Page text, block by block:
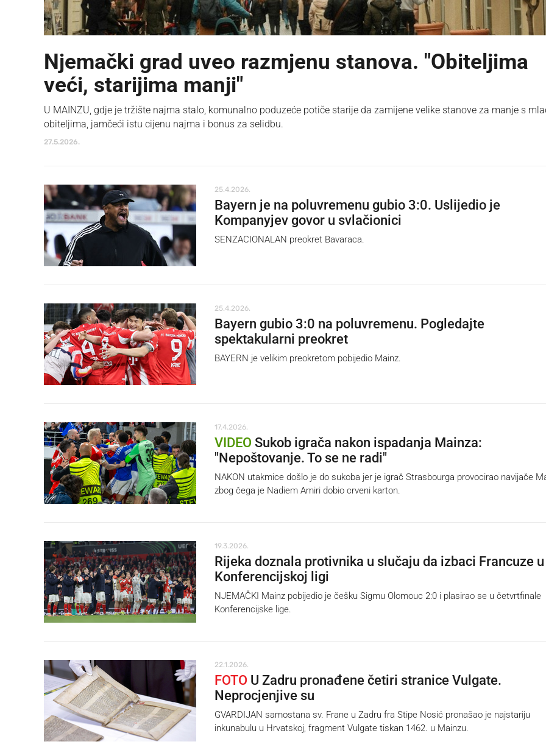
Njemački grad uveo razmjenu stanova. "Obiteljima
veći, starijima manji"
U MAINZU, gdje je tržište najma stalo, komunalno poduzeće potiče starije da zamijene velike stanove za manje s
obiteljima, jamčeći istu cijenu najma i bonus za selidbu.
27.5.2026.
25.4.2026.
Bayern je na poluvremenu gubio 3:0. Uslijedio je
Kompanyjev govor u svlačionici
SENZACIONALAN preokret Bavaraca.
25.4.2026.
Bayern gubio 3:0 na poluvremenu. Pogledajte
spektakularni preokret
BAYERN je velikim preokretom pobijedio Mainz.
17.4.2026.
VIDEO Sukob igrača nakon ispadanja Mainza:
"Nepoštovanje. To se ne radi"
NAKON utakmice došlo je do sukoba jer je igrač Strasbourga provocirao navijače
zbog čega je Nadiem Amiri dobio crveni karton.
19.3.2026.
Rijeka doznala protivnika u slučaju da izbaci Francuze u
Konferencijskoj ligi
NJEMAČKI Mainz pobijedio je češku Sigmu Olomouc 2:0 i plasirao se u četvrtfinale
Konferencijske lige.
22.1.2026.
FOTO U Zadru pronađene četiri stranice Vulgate.
Neprocjenjive su
GVARDIJAN samostana sv. Frane u Zadru fra Stipe Nosić pronašao je najstariju
inkunabulu u Hrvatskoj, fragment Vulgate tiskan 1462. u Mainzu.